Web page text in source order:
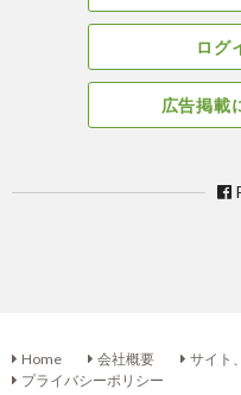
ログ
広告掲載
Home 会社概要
サイト
プライバシーポリシー